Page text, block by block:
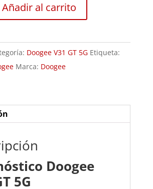
Añadir al carrito
Doogee V31 GT 5G Etiqueta:
Marca: Doogee
Doogee
5G